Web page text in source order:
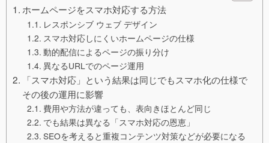
ホームページをスマホ対応する方法
レスポンシブ ウェブ デザイン
スマホ対応しにくいホームページの仕様
動的配信によるページの振り分け
異なるURLでのページ運用
「スマホ対応」という結果は同じでもスマホ化の仕様で
その後の運用に影響
費用や方法が違っても、表向きほとんど同じ
でも結果は異なる「スマホ対応の恩恵」
SEOを考えると重複コンテンツ対策などが必要になる